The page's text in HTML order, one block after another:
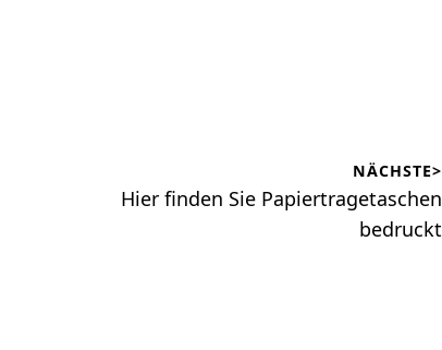
NÄCHSTE>
Nächster
Hier finden Sie Papiertragetaschen
bedruckt